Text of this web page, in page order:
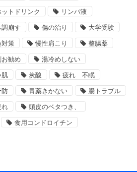
ットドリンク リンパ液
調崩す 傷の治り 大学受験
対策 慢性肩こり 整腸薬
勧め 湯冷めしない
肌 炭酸 疲れ 不眠
防 胃薬きかない 腸トラブル
れ 頭皮のベタつき、
食用コンドロイチン